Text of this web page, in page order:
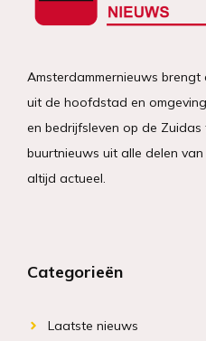
Amsterdammernieuws
uit de hoofdstad en
en bedrijfsleven op de
buurtnieuws uit alle delen
altijd actueel.
Categorieën
Laatste nieuws